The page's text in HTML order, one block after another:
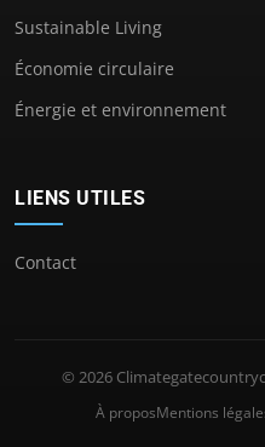
Sustainable Living
Économie circulaire
Énergie et environnement
LIENS UTILES
Contact
© 2026
À proposMentions